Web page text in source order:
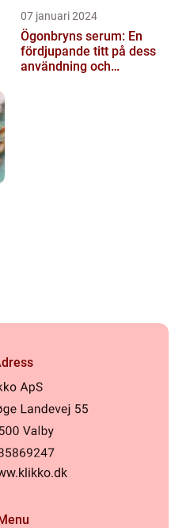
07 januari 2024
Ögonbryns serum: En
fördjupande titt på dess
användning och